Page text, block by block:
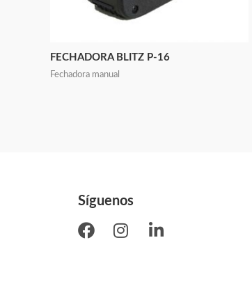
FECHADORA BLITZ P-16
Fechadora manual
Síguenos